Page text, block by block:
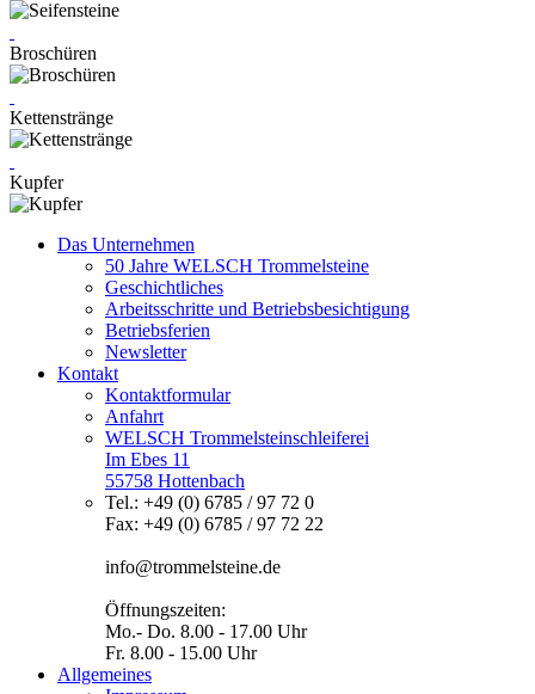
Broschüren
Kettenstränge
Kupfer
Das Unternehmen
50 Jahre WELSCH Trommelsteine
Geschichtliches
Arbeitsschritte und Betriebsbesichtigung
Betriebsferien
Newsletter
Kontakt
Kontaktformular
Anfahrt
WELSCH Trommelsteinschleiferei
Im Ebes 11
55758 Hottenbach
Tel.: +49 (0) 6785 / 97 72 0
Fax: +49 (0) 6785 / 97 72 22
info@trommelsteine.de
Öffnungszeiten:
Mo.- Do. 8.00 - 17.00 Uhr
Fr. 8.00 - 15.00 Uhr
Allgemeines